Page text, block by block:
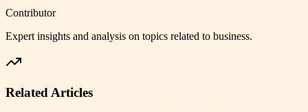
Contributor
Expert insights and analysis on topics related to business.
Related Articles